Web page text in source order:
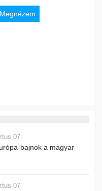
Megnézem
07.
bajnok a magyar
07.